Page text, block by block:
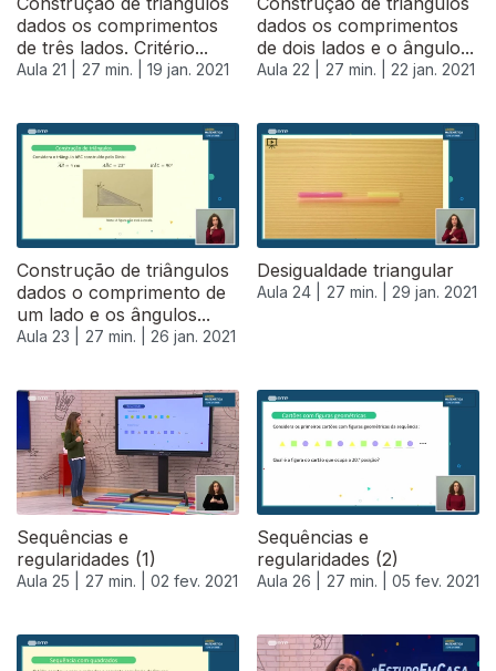
dados os comprimentos
de três lados. Critério...
Aula 21 | 27 min. | 19 jan. 2021
dados os comprimentos
de dois lados e o ângulo...
Aula 22 | 27 min. | 22 jan. 2021
Construção de triângulos
dados o comprimento de
um lado e os ângulos...
Aula 23 | 27 min. | 26 jan. 2021
Desigualdade triangular
Aula 24 | 27 min. | 29 jan. 2021
520896
Sequências e
regularidades (1)
Aula 25 | 27 min. | 02 fev. 2021
Sequências e
regularidades (2)
Aula 26 | 27 min. | 05 fev. 2021